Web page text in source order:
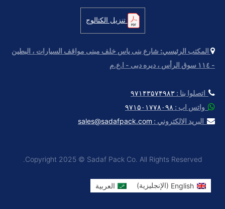
تنزيل الكتالوج
المكتب الرئيسي: شارع بنى ياس خلف مبنى مواقف السيارات ، البطين
- ١١٤ سوق الرأس ، دیره دبی - ا.ع.م
اتصلوا بنا : ۹۷۱۴۳۵۷۴۹۸۳
واتس اب : ۹۷۱۵۰۱۷۷۸۰۹۸
البريد الالكتروني : sales@sadafpack.com
Copyright 2025 © Sadaf Pack Co. All Rights Reserved.
English
(الإنجليزية) العربية